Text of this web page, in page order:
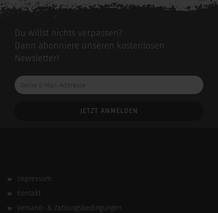
Du willst nichts verpassen?
Dann abonniere unseren kostenlosen
Newsletter!
Deine
E-
Impressum
Kontakt
Versand- & Zahlungsbedingungen